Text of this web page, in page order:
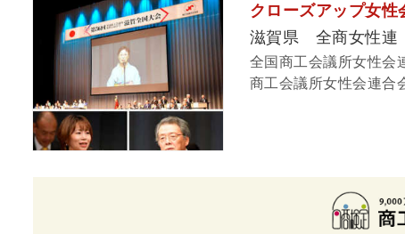
クローズアップ女
滋賀県 全商女性連
全国商工会議所女性会
商工会議所女性会連合